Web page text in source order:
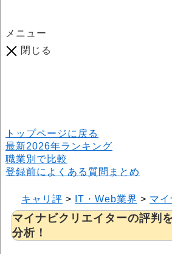
メニュー
閉じる
トップページに戻る
最新2026年ランキング
職業別で比較
登録前によくある質問まとめ
キャリ評 > IT・Web業界 > マ
マイナビクリエイターの評判
分析！